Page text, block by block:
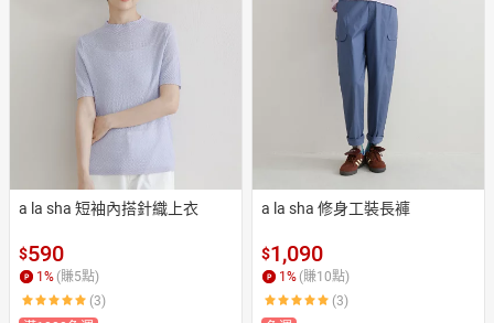
化妝保養 情趣用品
日本購物 電子/紙本書
a la sha 短袖內搭針織上衣
$590
1 % (賺5點)
(3)
a la sha 修身工裝長褲
$1,090
1 % (賺10點)
(3)